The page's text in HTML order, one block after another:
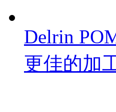
Delrin
更佳的加